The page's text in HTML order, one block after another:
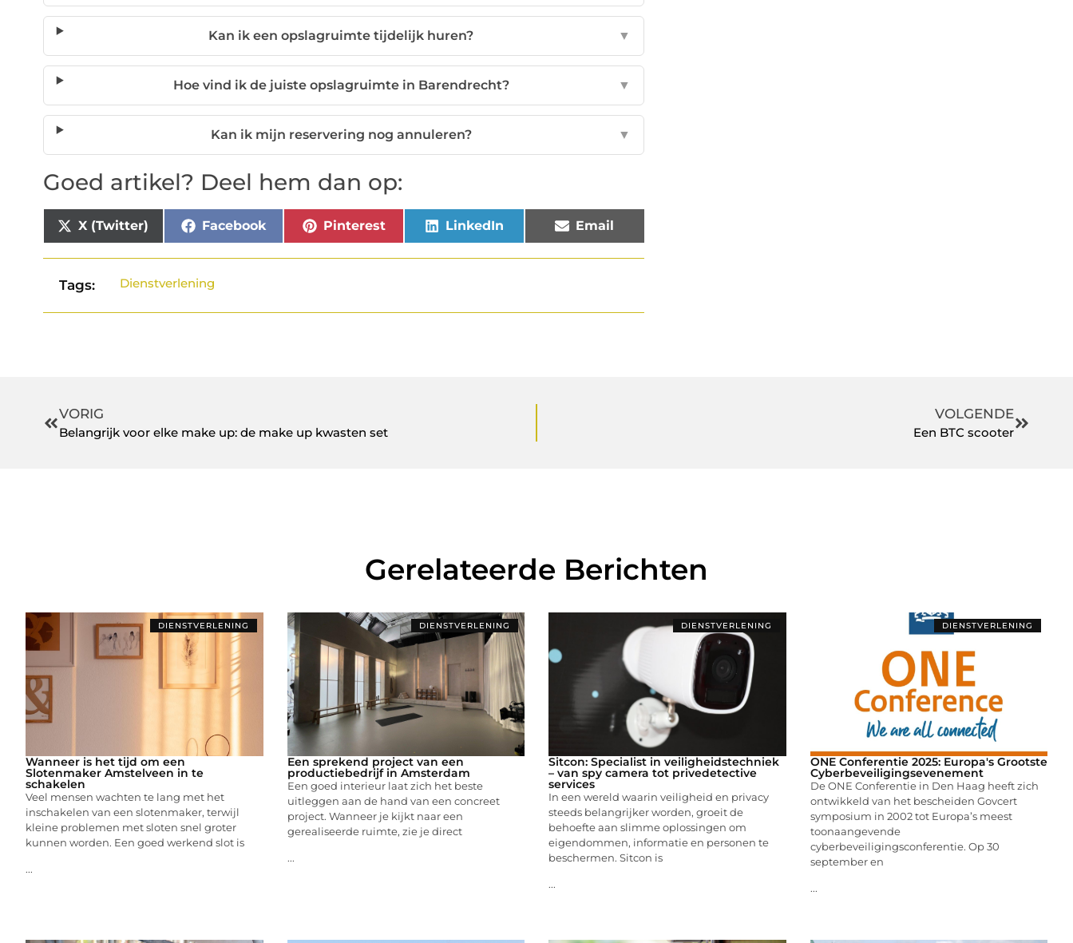
Kan ik een opslagruimte tijdelijk huren? ▼
Hoe vind ik de juiste opslagruimte in Barendrecht? ▼
Kan ik mijn reservering nog annuleren? ▼
Goed artikel? Deel hem dan op:
X (Twitter) Facebook Pinterest LinkedIn Email
Tags: Dienstverlening
VORIG
Belangrijk voor elke make up: de make up kwasten set
VOLGENDE
Een BTC scooter
Gerelateerde Berichten
DIENSTVERLENING
Wanneer is het tijd om een
Slotenmaker Amstelveen in te
schakelen
Veel mensen wachten te lang met het
inschakelen van een slotenmaker, terwijl
kleine problemen met sloten snel groter
kunnen worden. Een goed werkend slot is
...
DIENSTVERLENING
Een sprekend project van een
productiebedrijf in Amsterdam
Een goed interieur laat zich het beste
uitleggen aan de hand van een concreet
project. Wanneer je kijkt naar een
gerealiseerde ruimte, zie je direct
...
DIENSTVERLENING
Sitcon: Specialist in veiligheidstechniek
– van spy camera tot privedetective
services
In een wereld waarin veiligheid en privacy
steeds belangrijker worden, groeit de
behoefte aan slimme oplossingen om
eigendommen, informatie en personen te
beschermen. Sitcon is
...
DIENSTVERLENING
ONE Conferentie 2025: Europa's Grootste
Cyberbeveiligingsevenement
De ONE Conferentie in Den Haag heeft zich
ontwikkeld van het bescheiden Govcert
symposium in 2002 tot Europa’s meest
toonaangevende
cyberbeveiligingsconferentie. Op 30
september en
...